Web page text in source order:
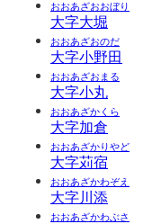
おおあざおおぼり
大字大堀
おおあざおのだ
大字小野田
おおあざおまる
大字小丸
おおあざかくら
大字加倉
おおあざかりやど
大字苅宿
おおあざかわぞえ
大字川添
おおあざかわぶさ